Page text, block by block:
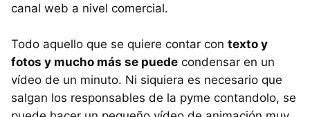
canal web a nivel comercial.
Todo aquello que se quiere contar con texto y
fotos y mucho más se puede condensar en un
vídeo de un minuto. Ni siquiera es necesario que
salgan los responsables de la pyme contandolo, se